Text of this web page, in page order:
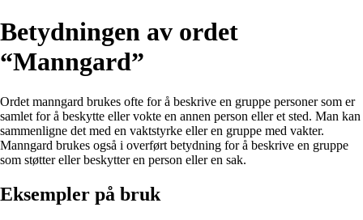
Betydningen av ordet
“Manngard”
Ordet manngard brukes ofte for å beskrive en gruppe personer som er
samlet for å beskytte eller vokte en annen person eller et sted. Man kan
sammenligne det med en vaktstyrke eller en gruppe med vakter.
Manngard brukes også i overført betydning for å beskrive en gruppe
som støtter eller beskytter en person eller en sak.
Eksempler på bruk